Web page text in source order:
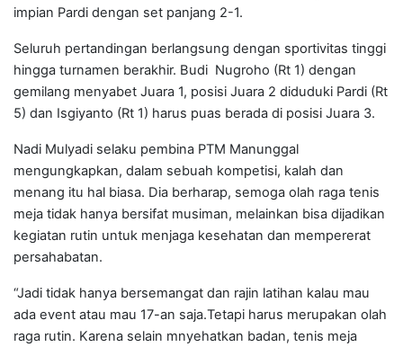
impian Pardi dengan set panjang 2-1.
Seluruh pertandingan berlangsung dengan sportivitas tinggi
hingga turnamen berakhir. Budi Nugroho (Rt 1) dengan
gemilang menyabet Juara 1, posisi Juara 2 diduduki Pardi (Rt
5) dan Isgiyanto (Rt 1) harus puas berada di posisi Juara 3.
Nadi Mulyadi selaku pembina PTM Manunggal
mengungkapkan, dalam sebuah kompetisi, kalah dan
menang itu hal biasa. Dia berharap, semoga olah raga tenis
meja tidak hanya bersifat musiman, melainkan bisa dijadikan
kegiatan rutin untuk menjaga kesehatan dan mempererat
persahabatan.
“Jadi tidak hanya bersemangat dan rajin latihan kalau mau
ada event atau mau 17-an saja.Tetapi harus merupakan olah
raga rutin. Karena selain mnyehatkan badan, tenis meja